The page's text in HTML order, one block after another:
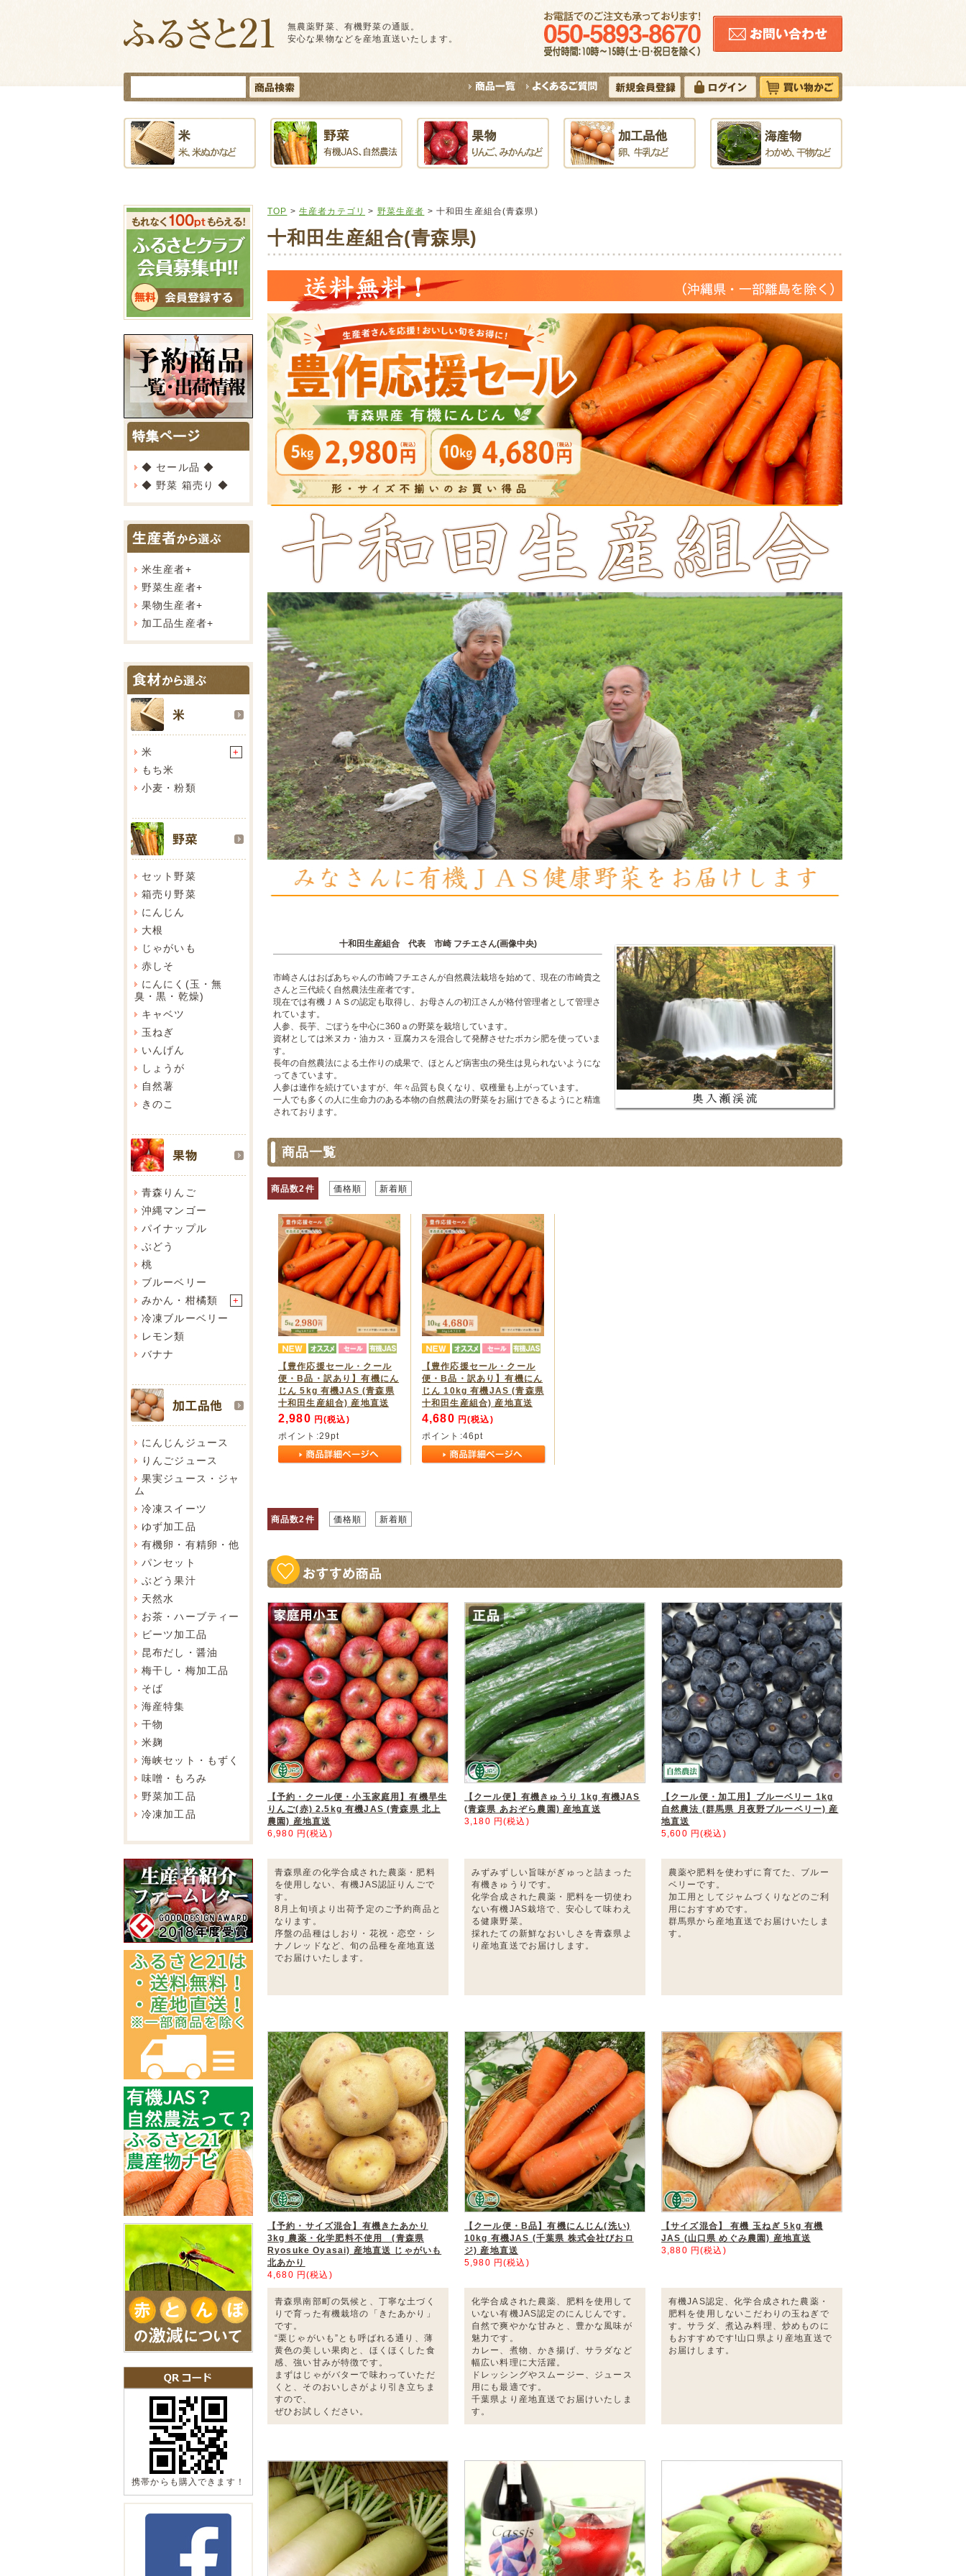
無農薬野菜、有機野菜の通販。
安心な果物などを産地直送いたします。
◆ セール品 ◆
◆ 野菜 箱売り ◆
米生産者+
野菜生産者+
果物生産者+
加工品生産者+
米 +
もち米
小麦・粉類
セット野菜
箱売り野菜
にんじん
大根
じゃがいも
赤しそ
にんにく(玉・無
臭・黒・乾燥)
キャベツ
玉ねぎ
いんげん
しょうが
自然薯
きのこ
青森りんご
沖縄マンゴー
パイナップル
ぶどう
桃
ブルーベリー
みかん・柑橘類
+
冷凍ブルーベリー
レモン類
バナナ
にんじんジュース
りんごジュース
果実ジュース・ジャ
ム
冷凍スイーツ
ゆず加工品
有機卵・有精卵・他
パンセット
ぶどう果汁
天然水
お茶・ハーブティー
ビーツ加工品
昆布だし・醤油
梅干し・梅加工品
そば
海産特集
干物
米麹
海峡セット・もずく
味噌・もろみ
野菜加工品
冷凍加工品
携帯からも購入できます！
TOP > 生産者カテゴリ > 野菜生産者 > 十和田生産組合(青森県)
十和田生産組合(青森県)
十和田生産組合 代表 市崎 フチエさん(画像中央)
市崎さんはおばあちゃんの市崎フチエさんが自然農法栽培を始めて、現在の市崎貴之
さんと三代続く自然農法生産者です。
現在では有機ＪＡＳの認定も取得し、お母さんの初江さんが格付管理者として管理さ
れています。
人参、長芋、ごぼうを中心に360ａの野菜を栽培しています。
資材としては米ヌカ・油カス・豆腐カスを混合して発酵させたボカシ肥を使っていま
す。
長年の自然農法による土作りの成果で、ほとんど病害虫の発生は見られないようにな
ってきています。
人参は連作を続けていますが、年々品質も良くなり、収穫量も上がっています。
一人でも多くの人に生命力のある本物の自然農法の野菜をお届けできるようにと精進
されております。
商品一覧
商品数2件 価格順 新着順
【豊作応援セール・クール
便・B品・訳あり】有機にん
じん 5kg 有機JAS (青森県
十和田生産組合) 産地直送
2,980 円(税込)
ポイント:29pt
【豊作応援セール・クール
便・B品・訳あり】有機にん
じん 10kg 有機JAS (青森県
十和田生産組合) 産地直送
4,680 円(税込)
ポイント:46pt
商品数2件 価格順 新着順
【予約・クール便・小玉家庭用】有機早生
りんご(赤) 2.5kg 有機JAS (青森県 北上
農園) 産地直送
6,980 円(税込)
青森県産の化学合成された農薬・肥料
を使用しない、有機JAS認証りんごで
す。
8月上旬頃より出荷予定のご予約商品と
なります。
序盤の品種はしおり・花祝・恋空・シ
ナノレッドなど、旬の品種を産地直送
でお届けいたします。
【クール便】有機きゅうり 1kg 有機JAS
(青森県 あおぞら農園) 産地直送
3,180 円(税込)
みずみずしい旨味がぎゅっと詰まった
有機きゅうりです。
化学合成された農薬・肥料を一切使わ
ない有機JAS栽培で、安心して味わえ
る健康野菜。
採れたての新鮮なおいしさを青森県よ
り産地直送でお届けします。
【クール便・加工用】ブルーベリー 1kg
自然農法 (群馬県 月夜野ブルーベリー) 産
地直送
5,600 円(税込)
農薬や肥料を使わずに育てた、ブルー
ベリーです。
加工用としてジャムづくりなどのご利
用におすすめです。
群馬県から産地直送でお届けいたしま
す。
【予約・サイズ混合】有機きたあかり
3kg 農薬・化学肥料不使用 (青森県
Ryosuke Oyasai) 産地直送 じゃがいも
北あかり
4,680 円(税込)
青森県南部町の気候と、丁寧な土づく
りで育った有機栽培の「きたあかり」
です。
“栗じゃがいも”とも呼ばれる通り、薄
黄色の美しい果肉と、ほくほくした食
感、強い甘みが特徴です。
まずはじゃがバターで味わっていただ
くと、そのおいしさがより引き立ちま
すので、
ぜひお試しください。
【クール便・B品】有機にんじん(洗い)
10kg 有機JAS (千葉県 株式会社びおロ
ジ) 産地直送
5,980 円(税込)
化学合成された農薬、肥料を使用して
いない有機JAS認定のにんじんです。
自然で爽やかな甘みと、豊かな風味が
魅力です。
カレー、煮物、かき揚げ、サラダなど
幅広い料理に大活躍。
ドレッシングやスムージー、ジュース
用にも最適です。
千葉県より産地直送でお届けいたしま
す。
【サイズ混合】 有機 玉ねぎ 5kg 有機
JAS (山口県 めぐみ農園) 産地直送
3,880 円(税込)
有機JAS認定、化学合成された農薬・
肥料を使用しないこだわりの玉ねぎで
す。サラダ、煮込み料理、炒めものに
もおすすめです!山口県より産地直送で
お届けします。